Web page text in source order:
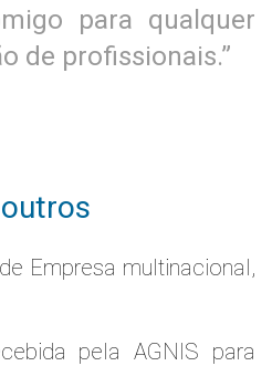
para qualquer
de profissionais.”
Empresa multinacional,
pela AGNIS para